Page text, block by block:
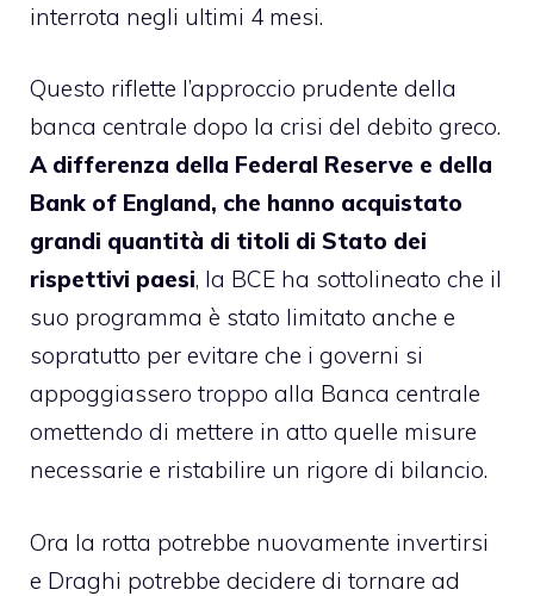
interrota negli ultimi 4 mesi.
Questo riflette l’approccio prudente della
banca centrale dopo la crisi del debito greco.
A differenza della Federal Reserve e della
Bank of England, che hanno acquistato
grandi quantità di titoli di Stato dei
rispettivi paesi, la BCE ha sottolineato che il
suo programma è stato limitato anche e
sopratutto per evitare che i governi si
appoggiassero troppo alla Banca centrale
omettendo di mettere in atto quelle misure
necessarie e ristabilire un rigore di bilancio.
Ora la rotta potrebbe nuovamente invertirsi
e Draghi potrebbe decidere di tornare ad